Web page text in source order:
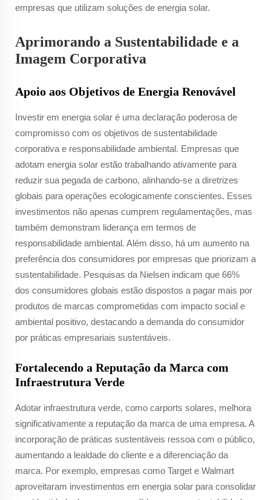
empresas que utilizam soluções de energia solar.
Aprimorando a Sustentabilidade e a
Imagem Corporativa
Apoio aos Objetivos de Energia Renovável
Investir em energia solar é uma declaração poderosa de
compromisso com os objetivos de sustentabilidade
corporativa e responsabilidade ambiental. Empresas que
adotam energia solar estão trabalhando ativamente para
reduzir sua pegada de carbono, alinhando-se a diretrizes
globais para operações ecologicamente conscientes. Esses
investimentos não apenas cumprem regulamentações, mas
também demonstram liderança em termos de
responsabilidade ambiental. Além disso, há um aumento na
preferência dos consumidores por empresas que priorizam a
sustentabilidade. Pesquisas da Nielsen indicam que 66%
dos consumidores globais estão dispostos a pagar mais por
produtos de marcas comprometidas com impacto social e
ambiental positivo, destacando a demanda do consumidor
por práticas empresariais sustentáveis.
Fortalecendo a Reputação da Marca com
Infraestrutura Verde
Adotar infraestrutura verde, como carports solares, melhora
significativamente a reputação da marca de uma empresa. A
incorporação de práticas sustentáveis ressoa com o público,
aumentando a lealdade do cliente e a diferenciação da
marca. Por exemplo, empresas como Target e Walmart
aproveitaram investimentos em energia solar para consolidar